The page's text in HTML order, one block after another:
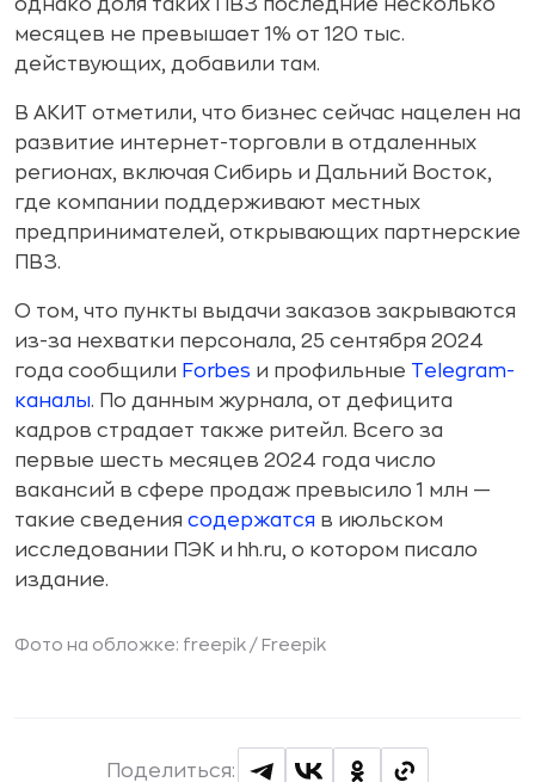
однако доля таких ПВЗ последние несколько
месяцев не превышает 1% от 120 тыс.
действующих, добавили там.
В АКИТ отметили, что бизнес сейчас нацелен на
развитие интернет-торговли в отдаленных
регионах, включая Сибирь и Дальний Восток,
где компании поддерживают местных
предпринимателей, открывающих партнерские
ПВЗ.
О том, что пункты выдачи заказов закрываются
из-за нехватки персонала, 25 сентября 2024
года сообщили Forbes и профильные Telegram-
каналы. По данным журнала, от дефицита
кадров страдает также ритейл. Всего за
первые шесть месяцев 2024 года число
вакансий в сфере продаж превысило 1 млн —
такие сведения содержатся в июльском
исследовании ПЭК и hh.ru, о котором писало
издание.
Фото на обложке: freepik / Freepik
Поделиться: